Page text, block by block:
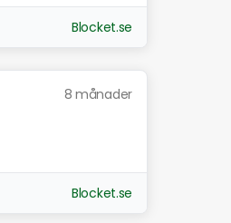
Blocket.se
8 månader
Blocket.se